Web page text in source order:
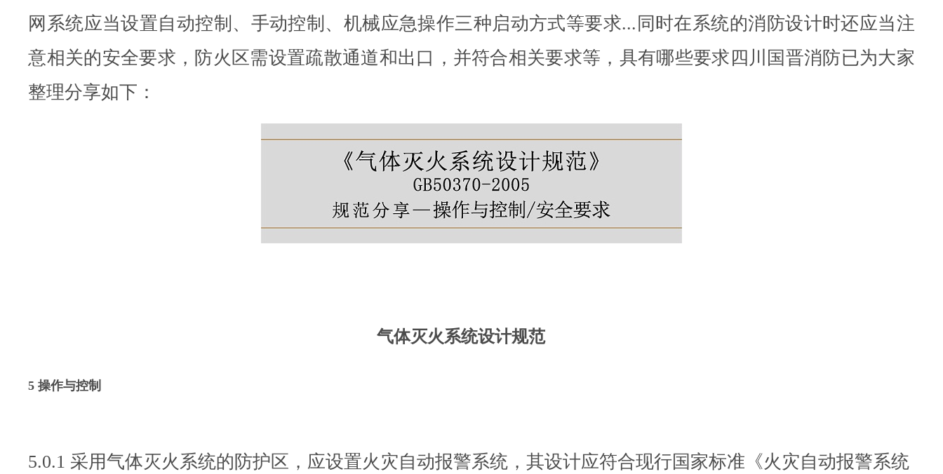
网系统应当设置自动控制、手动控制、机械应急操作三种启动方式等要求...同时在系统的消防设计时还应当注
意相关的安全要求，防火区需设置疏散通道和出口，并符合相关要求等，具有哪些要求四川国晋消防已为大家
整理分享如下：
气体灭火系统设计规范
5 操作与控制
5.0.1 采用气体灭火系统的防护区，应设置火灾自动报警系统，其设计应符合现行国家标准《火灾自动报警系统